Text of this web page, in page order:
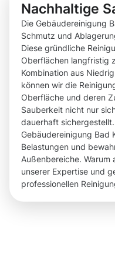
Nachhaltige
Die Gebäudereinigung
Schmutz und
Diese gründliche
Oberflächen langfristig
Kombination aus
können wir die
Oberfläche und deren
Sauberkeit nicht nur
dauerhaft
Gebäudereinigung Bad
Belastungen und
Außenbereiche. Warum
unserer Expertise und
professionellen